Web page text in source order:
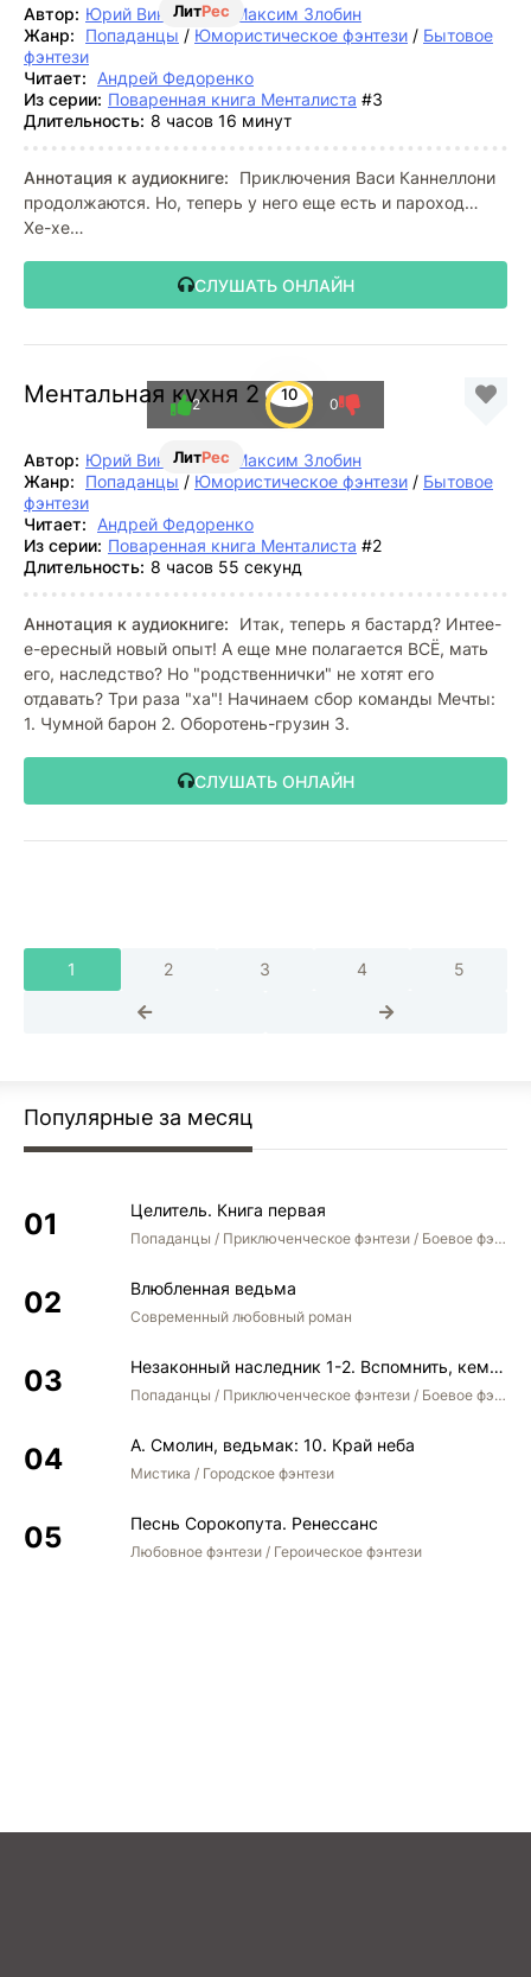
ЛитРес
Автор: Юрий Винокуров,
Максим Злобин
Жанр:
Попаданцы / Юмористическое фэнтези / Бытовое
фэнтези
Читает:
Андрей Федоренко
Из серии: Поваренная книга Менталиста #3
Длительность: 8 часов 16 минут
Аннотация к аудиокниге:
Приключения Васи Каннеллони
продолжаются. Но, теперь у него еще есть и пароход…
Хе-хе…
СЛУШАТЬ ОНЛАЙН
Ментальная кухня 2
ЛитРес
10
2 0
Автор: Юрий Винокуров,
Максим Злобин
Жанр:
Попаданцы / Юмористическое фэнтези / Бытовое
фэнтези
Читает:
Андрей Федоренко
Из серии: Поваренная книга Менталиста #2
Длительность: 8 часов 55 секунд
Аннотация к аудиокниге:
Итак, теперь я бастард? Интее-
е-ересный новый опыт! А еще мне полагается ВСЁ, мать
его, наследство? Но "родственнички" не хотят его
отдавать? Три раза "ха"! Начинаем сбор команды Мечты:
1. Чумной барон 2. Оборотень-грузин 3.
СЛУШАТЬ ОНЛАЙН
1 2 3 4 5
Популярные за месяц
Целитель. Книга первая
Попаданцы / Приключенческое фэнтези / Боевое фэнтези
Влюбленная ведьма
Современный любовный роман
Незаконный наследник 1-2. Вспомнить, кем был. Стать собой. Остаться собой
Попаданцы / Приключенческое фэнтези / Боевое фэнтези / Юмористическое фэнтези
А. Смолин, ведьмак: 10. Край неба
Мистика / Городское фэнтези
Песнь Сорокопута. Ренессанс
Любовное фэнтези / Героическое фэнтези